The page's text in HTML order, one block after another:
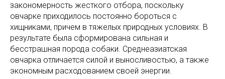
закономерность жесткого отбора, поскольку
овчарке приходилось постоянно бороться с
хищниками, причем в тяжелых природных условиях. В
результате была сформирована сильная и
бесстрашная порода собаки. Среднеазиатская
овчарка отличается силой и выносливостью, а также
экономным расходованием своей энергии.